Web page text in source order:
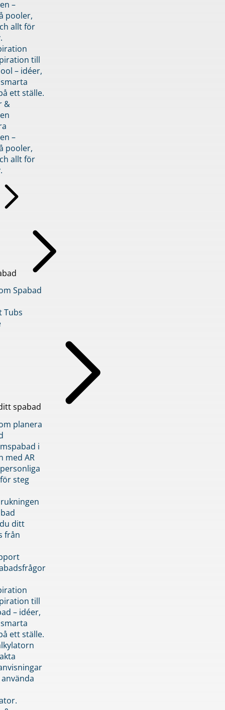
–
pooler,
allt för
till
– idéer,
ett ställe.
&
–
pooler,
allt för
Spabad
Tubs
spabad
planera
i
med AR
steg
ditt
från
till
– idéer,
ett ställe.